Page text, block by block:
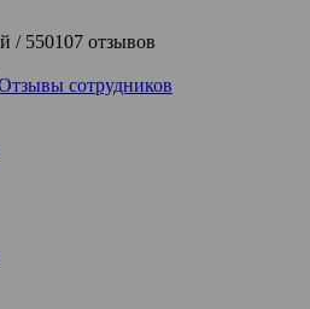
223641 компаний / 550107 отзывов